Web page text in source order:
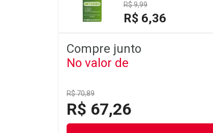
R$ 9,99
R$ 6,36
Compre junto
No valor de
R$ 70,89
R$ 67,26